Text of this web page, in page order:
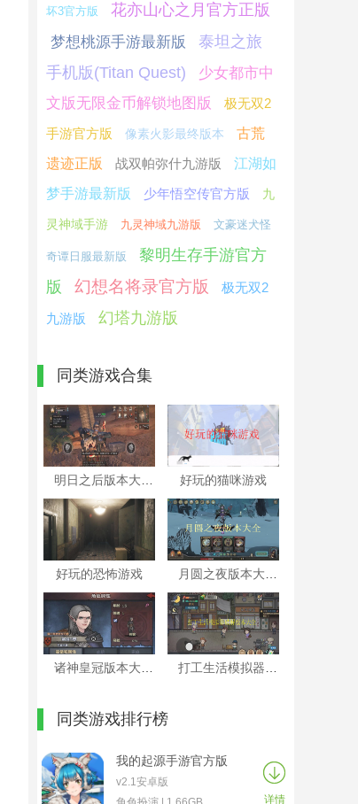
坏3官方版 花亦山心之月官方正版
梦想桃源手游最新版
泰坦之旅
手机版(Titan Quest)
少女都市中
文版无限金币解锁地图版
极无双2
手游官方版
像素火影最终版本
古荒
遗迹正版
战双帕弥什九游版
江湖如
梦手游最新版
少年悟空传官方版 九
灵神域手游 九灵神域九游版 文豪迷犬怪
奇谭日服最新版
黎明生存手游官方
版
幻想名将录官方版 极无双2
九游版 幻塔九游版
同类游戏合集
好玩的猫咪游戏
好玩的恐怖游戏
同类游戏排行榜
我的起源手游官方版
v2.1安卓版
详情